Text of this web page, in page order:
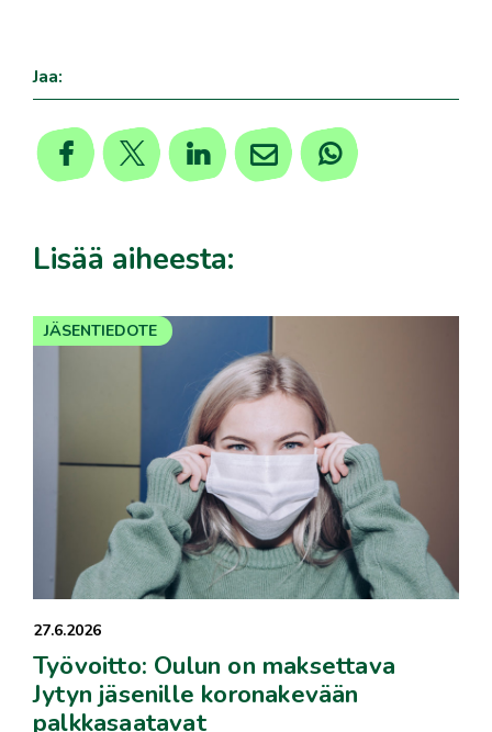
Jaa:
Lisää aiheesta:
27.6.2026
Työvoitto: Oulun on maksettava
Jytyn jäsenille koronakevään
palkkasaatavat
JÄSENTIEDOTE